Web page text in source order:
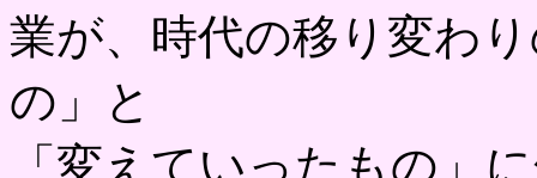
業が、時代の移り変わ
の」と
「変えていったもの」